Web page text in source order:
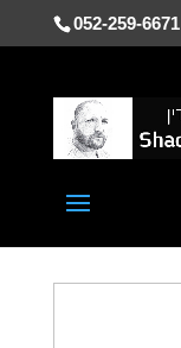
052-259-6671